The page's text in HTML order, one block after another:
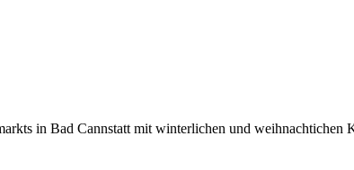
in Bad Cannstatt mit winterlichen und